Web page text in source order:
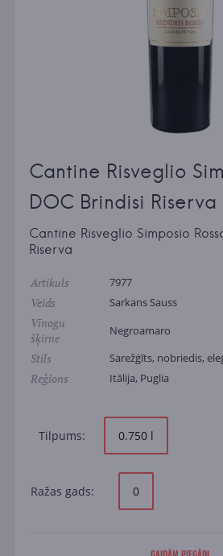
Cantine Risveglio
DOC Brindisi Riserva
Cantine Risveglio Simposio
Riserva
Artikuls 7977
Veids Sarkans Sauss
Vīnogu
šķirne
Negroamaro
Stils Sarežģīts, nobriedis,
Reģions Itālija, Puglia
Tilpums: 0.750 l
Ražas gads: 0